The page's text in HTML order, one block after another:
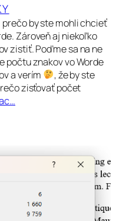
prečo by ste mohli chcieť
Zároveň aj niekoľko
zistiť. Poďme sa na ne
počtu znakov vo Worde
a verím
, že by ste
zisťovať počet